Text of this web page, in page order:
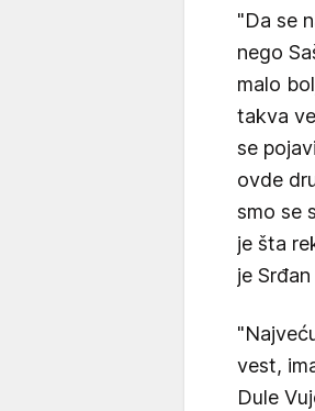
"Da se
nego
malo
takva
se
ovde
smo se
je šta
je
vest,
Dule